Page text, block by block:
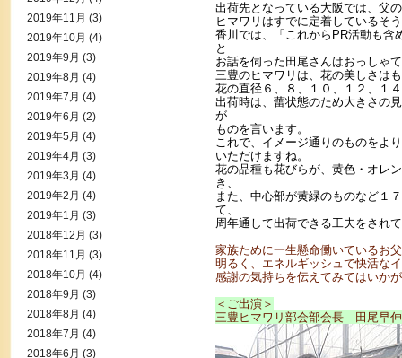
出荷先となっている大阪では、父
ヒマワリはすでに定着しているそ
香川では、「これからPR活動も含
と
お話を伺った田尾さんはおっしゃ
三豊のヒマワリは、花の美しさは
花の直径６、８、１０、１２、１
出荷時は、蕾状態のため大きさの
が
ものを言います。
これで、イメージ通りのものをよ
いただけますね。
花の品種も花びらが、黄色・オレ
き、
また、中心部が黄緑のものなど１
て、
周年通して出荷できる工夫をされ
家族ために一生懸命働いているお
明るく、エネルギッシュで快活な
感謝の気持ちを伝えてみてはいか
＜ご出演＞
三豊ヒマワリ部会部会長 田尾早
2019年11月 (3)
2019年10月 (4)
2019年9月 (3)
2019年8月 (4)
2019年7月 (4)
2019年6月 (2)
2019年5月 (4)
2019年4月 (3)
2019年3月 (4)
2019年2月 (4)
2019年1月 (3)
2018年12月 (3)
2018年11月 (3)
2018年10月 (4)
2018年9月 (3)
2018年8月 (4)
2018年7月 (4)
2018年6月 (3)